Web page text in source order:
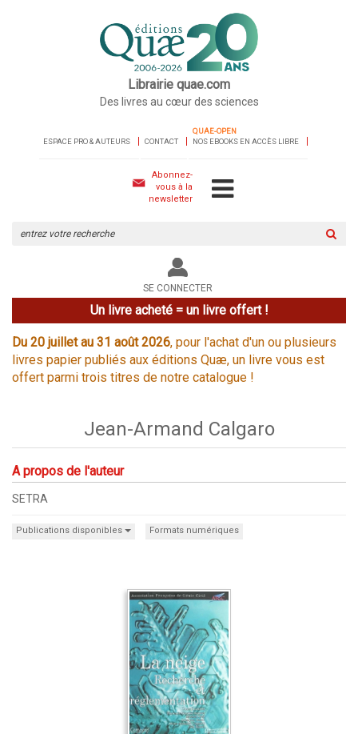
Librairie quae.com
Des livres au cœur des sciences
ESPACE PRO & AUTEURS CONTACT
QUAE-OPEN
NOS EBOOKS EN ACCÈS LIBRE
Abonnez-
vous à la
newsletter
le
site
SE CONNECTER
Un livre acheté = un livre offert !
Du 20 juillet au 31 août 2026, pour l'achat d'un ou plusieurs
livres papier publiés aux éditions Quæ, un livre vous est
offert parmi trois titres de notre catalogue !
Jean-Armand Calgaro
A propos de l'auteur
SETRA
Publications disponibles Formats numériques